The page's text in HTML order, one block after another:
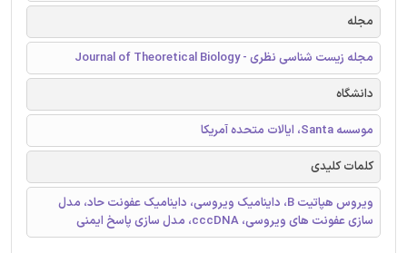
مجله
مجله زیست شناسی نظری - Journal of Theoretical Biology
دانشگاه
موسسه Santa، ایالات متحده آمریکا
کلمات کلیدی
ویروس هپاتیت B، داینامیک ویروسی، داینامیک عفونت حاد، مدل
سازی عفونت های ویروسی، cccDNA، مدل سازی پاسخ ایمنی